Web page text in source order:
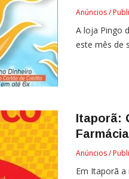
Anúncios /
A loja Pingo
este mês de
Itaporã:
Anúncios /
Em Itaporã a